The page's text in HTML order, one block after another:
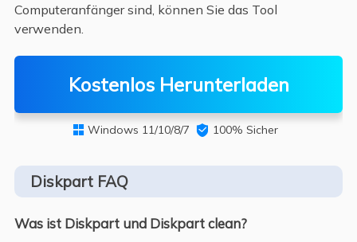
Computeranfänger sind, können Sie das Tool
verwenden.
Kostenlos Herunterladen
 Windows 11/10/8/7  100% Sicher
Diskpart FAQ
Was ist Diskpart und Diskpart clean?